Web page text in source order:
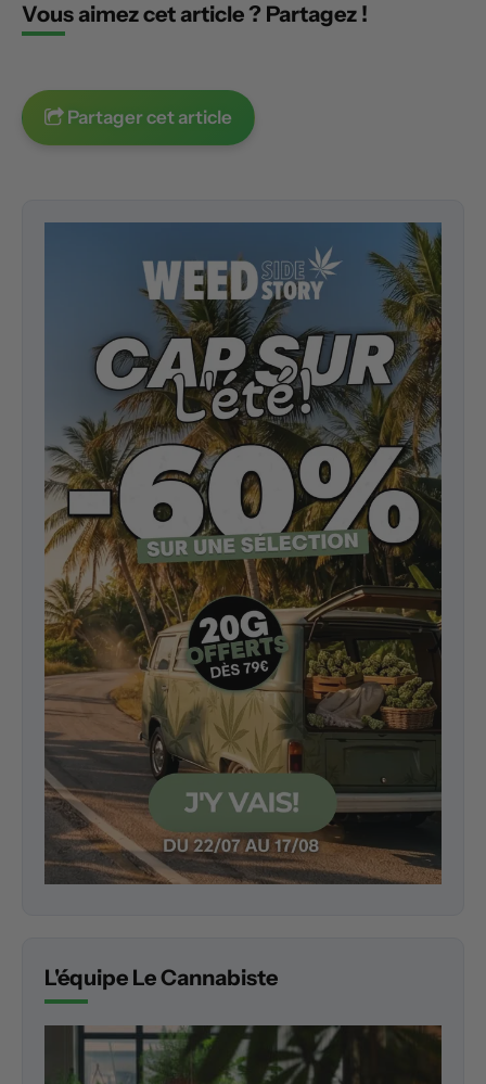
Vous aimez cet article ? Partagez !
Partager cet article
L'équipe Le Cannabiste